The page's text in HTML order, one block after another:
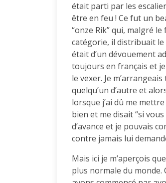
était parti par les
être en feu ! Ce fut un
“onze Rik” qui, malgré
catégorie, il distribuait
était d’un dévouement
toujours en français et
le vexer. Je
quelqu’un d’autre et
lorsque j’ai dû me
bien et me disait “si
d’avance et je pouvais
contre jamais lui
Mais ici je m’aperçois
plus normale du monde.